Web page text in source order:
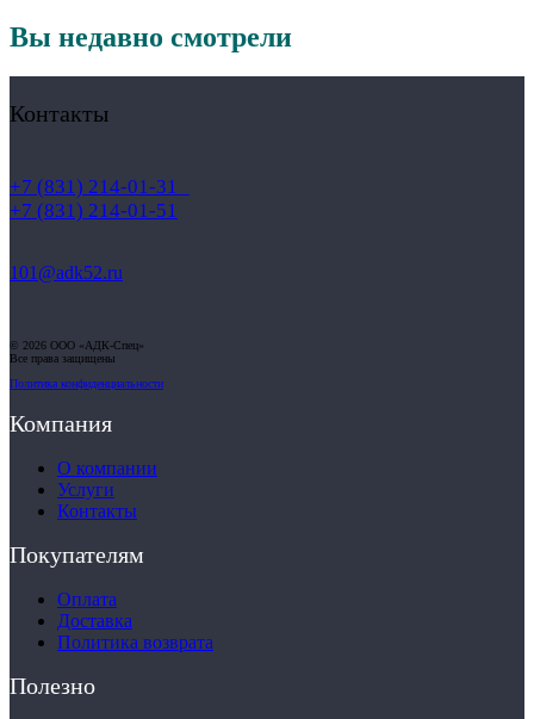
Вы недавно смотрели
Контакты
+7 (831) 214-01-31
+7 (831) 214-01-51
101@adk52.ru
© 2026 ООО «АДК-Спец»
Все права защищены
Политика конфиденциальности
Компания
О компании
Услуги
Контакты
Покупателям
Оплата
Доставка
Политика возврата
Полезно